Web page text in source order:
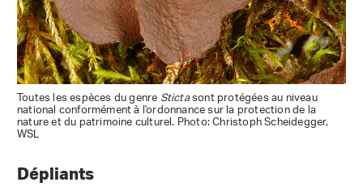
Toutes les espèces du genreStictasont protégées au niveau
national conformément à l'ordonnance sur la protection de la
nature et du patrimoine culturel. Photo: Christoph Scheidegger,
WSL
Dépliants